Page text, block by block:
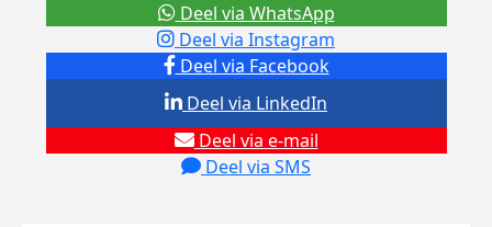
Deel via Facebook
Deel via Instagram
Deel via e-mail
Deel via SMS
Deel via LinkedIn
Deel via WhatsApp